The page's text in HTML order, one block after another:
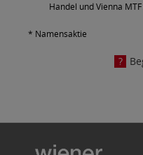
Handel und Vienna
* Namensaktie